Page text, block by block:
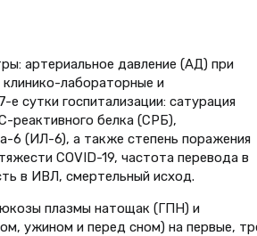
артериальное давление (АД) при
клинико-лабораторные и
сутки госпитализации: сатурация
реактивного белка (СРБ),
6 (ИЛ-6), а также степень поражения
COVID-19, частота перевода в
в ИВЛ, смертельный исход.
плазмы натощак (ГПН) и
ужином и перед сном) на первые,